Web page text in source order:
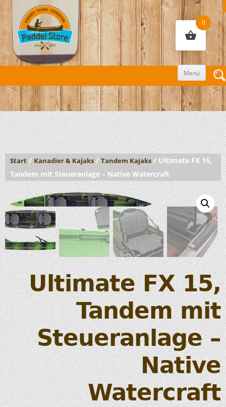
Menü
Zum
Inhalt
Start / Kanadier & Kajaks / Tandem Kajaks / Ultimate FX 15,
Tandem mit Steueranlage – Native Watercraft
Ultimate FX 15,
Tandem mit
Steueranlage –
Native
Watercraft
0